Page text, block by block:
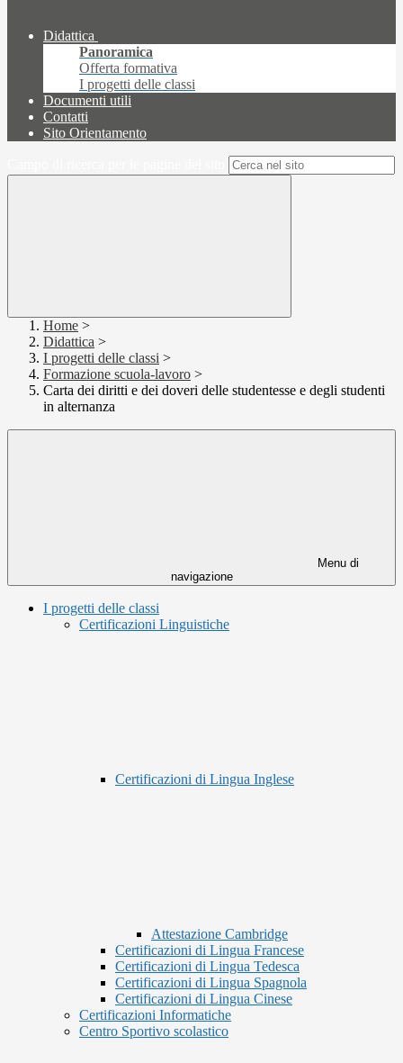
Didattica
Panoramica
Offerta formativa
I progetti delle classi
Documenti utili
Contatti
Sito Orientamento
Home >
Didattica >
I progetti delle classi >
Formazione scuola-lavoro >
Carta dei diritti e dei doveri delle studentesse e degli studenti
in alternanza
Menu di
navigazione
I progetti delle classi
Certificazioni Linguistiche
Certificazioni di Lingua Inglese
Attestazione Cambridge
Certificazioni di Lingua Francese
Certificazioni di Lingua Tedesca
Certificazioni di Lingua Spagnola
Certificazioni di Lingua Cinese
Certificazioni Informatiche
Centro Sportivo scolastico